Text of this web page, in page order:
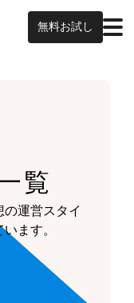
無料お試し
覧
の運営スタイ
ます。